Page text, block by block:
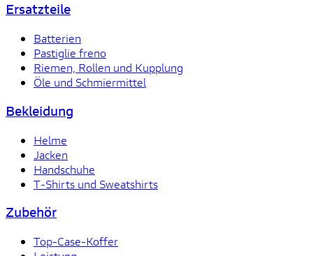
Ersatzteile
Batterien
Pastiglie freno
Riemen, Rollen und Kupplung
Öle und Schmiermittel
Bekleidung
Helme
Jacken
Handschuhe
T-Shirts und Sweatshirts
Zubehör
Top-Case-Koffer